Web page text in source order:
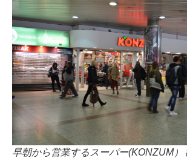
早朝から営業するスーパー(KONZUM）